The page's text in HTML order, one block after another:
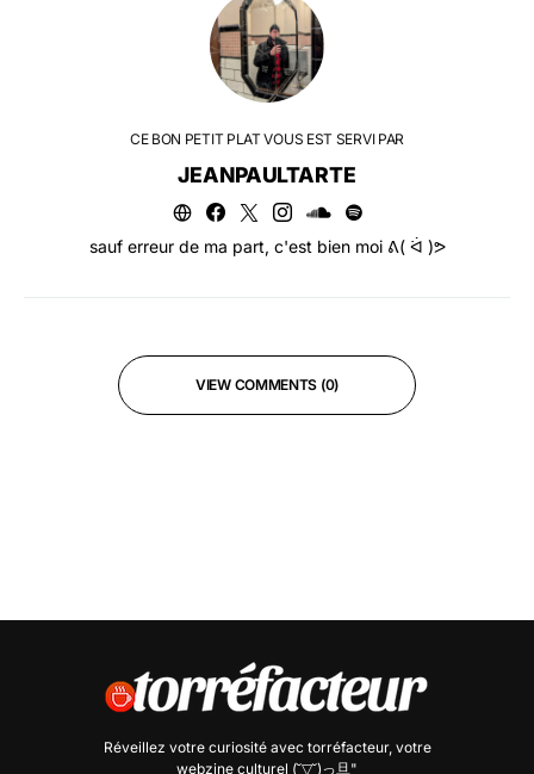
CE BON PETIT PLAT VOUS EST SERVI PAR
JEANPAULTARTE
sauf erreur de ma part, c'est bien moi ᕕ( ᐛ )ᕗ
VIEW COMMENTS (0)
Réveillez votre curiosité avec torréfacteur, votre
webzine culturel (˘▽˘)っ旦"